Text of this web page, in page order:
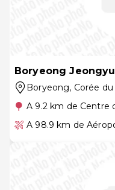
Boryeong
Boryeong, Corée du
A 9.2 km de Centre
A 98.9 km de